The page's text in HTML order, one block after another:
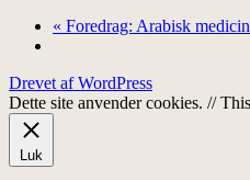
« Foredrag: Arabisk
Drevet af WordPress
Dette site anvender cookies. //
Luk